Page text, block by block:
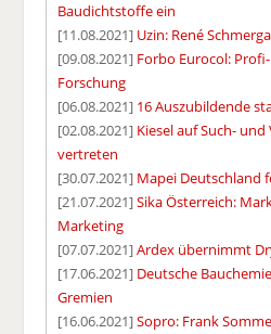
Baudichtstoffe ein
[11.08.2021] Uzin: René
[09.08.2021] Forbo Eurocol:
Forschung
[06.08.2021] 16 Auszubildende
[02.08.2021] Kiesel auf Such-
vertreten
[30.07.2021] Mapei Deutschland
[21.07.2021]Sika Österreich:
Marketing
[07.07.2021]Ardex übernimmt
[17.06.2021] Deutsche
Gremien
[16.06.2021]Sopro: Frank